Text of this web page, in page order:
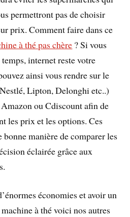
permettront pas de choisir
prix. Comment faire dans ce
à thé pas chère ? Si vous
temps, internet reste votre
ainsi vous rendre sur le
Lipton, Delonghi etc..)
ou Cdiscount afin de
les prix et les options. Ces
bonne manière de comparer les
éclairée grâce aux
économies et avoir un
à thé voici nos autres